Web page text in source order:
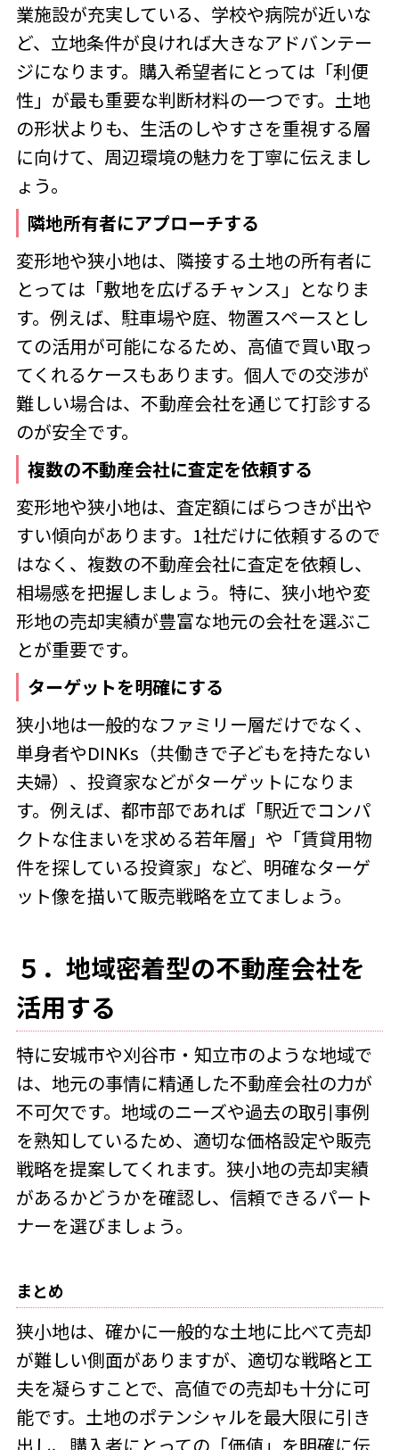
業施設が充実している、学校や病院が近いな
ど、立地条件が良ければ大きなアドバンテー
ジになります。購入希望者にとっては「利便
性」が最も重要な判断材料の一つです。土地
の形状よりも、生活のしやすさを重視する層
に向けて、周辺環境の魅力を丁寧に伝えまし
ょう。
隣地所有者にアプローチする
変形地や狭小地は、隣接する土地の所有者に
とっては「敷地を広げるチャンス」となりま
す。例えば、駐車場や庭、物置スペースとし
ての活用が可能になるため、高値で買い取っ
てくれるケースもあります。個人での交渉が
難しい場合は、不動産会社を通じて打診する
のが安全です。
複数の不動産会社に査定を依頼する
変形地や狭小地は、査定額にばらつきが出や
すい傾向があります。1社だけに依頼するので
はなく、複数の不動産会社に査定を依頼し、
相場感を把握しましょう。特に、狭小地や変
形地の売却実績が豊富な地元の会社を選ぶこ
とが重要です。
ターゲットを明確にする
狭小地は一般的なファミリー層だけでなく、
単身者やDINKs（共働きで子どもを持たない
夫婦）、投資家などがターゲットになりま
す。例えば、都市部であれば「駅近でコンパ
クトな住まいを求める若年層」や「賃貸用物
件を探している投資家」など、明確なターゲ
ット像を描いて販売戦略を立てましょう。
５．地域密着型の不動産会社を
活用する
特に安城市や刈谷市・知立市のような地域で
は、地元の事情に精通した不動産会社の力が
不可欠です。地域のニーズや過去の取引事例
を熟知しているため、適切な価格設定や販売
戦略を提案してくれます。狭小地の売却実績
があるかどうかを確認し、信頼できるパート
ナーを選びましょう。
まとめ
狭小地は、確かに一般的な土地に比べて売却
が難しい側面がありますが、適切な戦略と工
夫を凝らすことで、高値での売却も十分に可
能です。土地のポテンシャルを最大限に引き